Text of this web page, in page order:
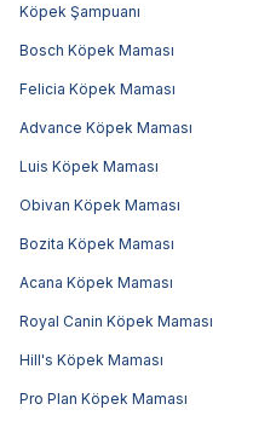
Köpek Şampuanı
Bosch Köpek Maması
Felicia Köpek Maması
Advance Köpek Maması
Luis Köpek Maması
Obivan Köpek Maması
Bozita Köpek Maması
Acana Köpek Maması
Royal Canin Köpek Maması
Hill's Köpek Maması
Pro Plan Köpek Maması